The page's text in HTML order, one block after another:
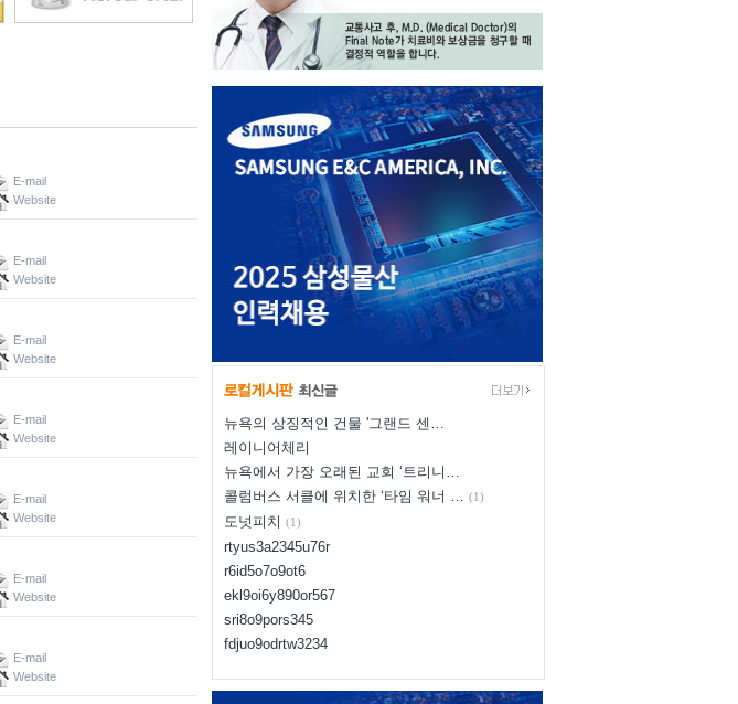
E-mail
Website
E-mail
Website
E-mail
Website
E-mail
Website
E-mail
Website
E-mail
Website
E-mail
Website
뉴욕의 상징적인 건물 '그랜드 센…
레이니어체리
뉴욕에서 가장 오래된 교회 ‘트리니…
콜럼버스 서클에 위치한 ‘타임 워너 … (1)
도넛피치 (1)
rtyus3a2345u76r
r6id5o7o9ot6
ekl9oi6y890or567
sri8o9pors345
fdjuo9odrtw3234